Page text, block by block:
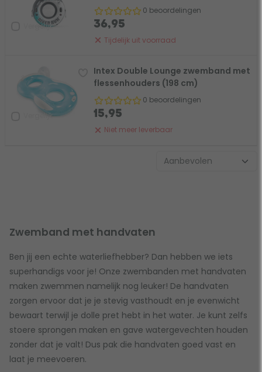
Vergelijk
0 beoordelingen
Tijdelijk uit voorraad
36,95
Vergelijk
Intex Double Lounge zwemband met
flessenhouders (198 cm)
0 beoordelingen
Niet meer leverbaar
15,95
Zwemband met handvaten
Ben jij een echte waterliefhebber? Dan hebben we iets
superhandigs voor je! Onze zwembanden met handvaten
maken zwemmen namelijk nog leuker! De handvaten
zorgen ervoor dat je je stevig vasthoudt en je evenwicht
bewaart terwijl je dolle pret hebt in het water. Je kunt zelfs
stoere sprongen maken en gave watergevechten houden
zonder dat je valt! Dus pak die handvaten goed vast en
laat je meevoeren.